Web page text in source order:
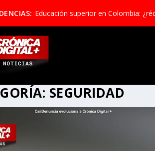
Educación superior en Colombia:
SEGURIDAD